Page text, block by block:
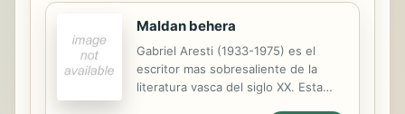
Maldan behera
Gabriel Aresti (1933-1975) es el
escritor mas sobresaliente de la
literatura vasca del siglo XX. Esta